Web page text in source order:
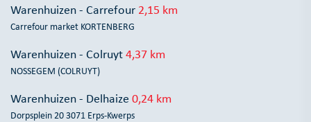
Warenhuizen - Carrefour 2,15 km
Carrefour market KORTENBERG
Warenhuizen - Colruyt4,37 km
NOSSEGEM (COLRUYT)
Warenhuizen - Delhaize 0,24 km
Dorpsplein 20 3071 Erps-Kwerps